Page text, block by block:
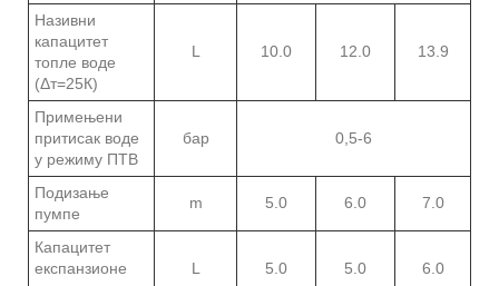
Називни
капацитет
топле воде
(Δт=25К)
L 10.0 12.0 13.9
Примењени
притисак воде
у режиму ПТВ
бар 0,5-6
Подизање
пумпе
m 5.0 6.0 7.0
Капацитет
експанзионе
L 5.0 5.0 6.0